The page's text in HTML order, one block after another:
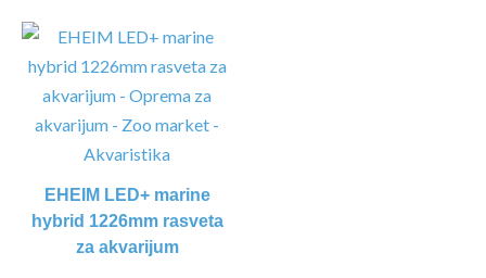
EHEIM LED+ marine
hybrid 1226mm rasveta
za akvarijum